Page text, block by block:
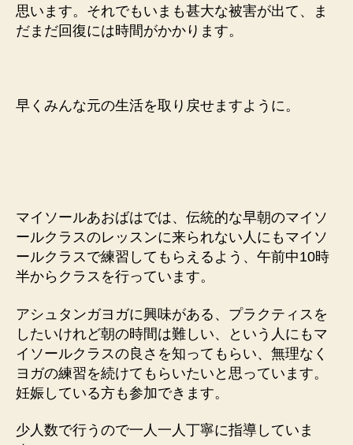
思います。それでもいまも甚大な被害が出て、ま
だまだ回復には時間がかかります。
早くみんな元の生活を取り戻せますように。
マイソールあおばはでは、伝統的な早朝のマイソ
ールクラスのレッスンに来られない人にもマイソ
ールクラスで練習してもらえるよう、午前中10時
半からクラスを行っています。
アシュタンガヨガに興味がある、プラクティスを
したいけれど朝の時間は難しい、という人にもマ
イソールクラスの良さを知ってもらい、無理なく
ヨガの練習を続けてもらいたいと思っています。
妊娠している方も参加できます。
少人数で行うので一人一人丁寧に指導していま